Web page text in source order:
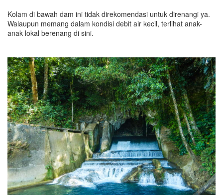
Kolam di bawah dam ini tidak direkomendasi untuk direnangi ya.
Walaupun memang dalam kondisi debit air kecil, terlihat anak-
anak lokal berenang di sini.